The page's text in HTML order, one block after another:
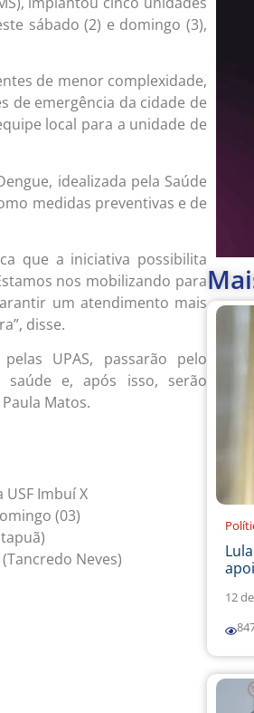
sábado (2) e domingo (3),
de menor complexidade,
de emergência da cidade de
local para a unidade de
idealizada pela Saúde
medidas preventivas e de
que a iniciativa possibilita
nos mobilizando para
um atendimento mais
disse.
UPAS, passarão pelo
saúde e, após isso, serão
Matos.
Imbuí X
(03)
Neves)
12